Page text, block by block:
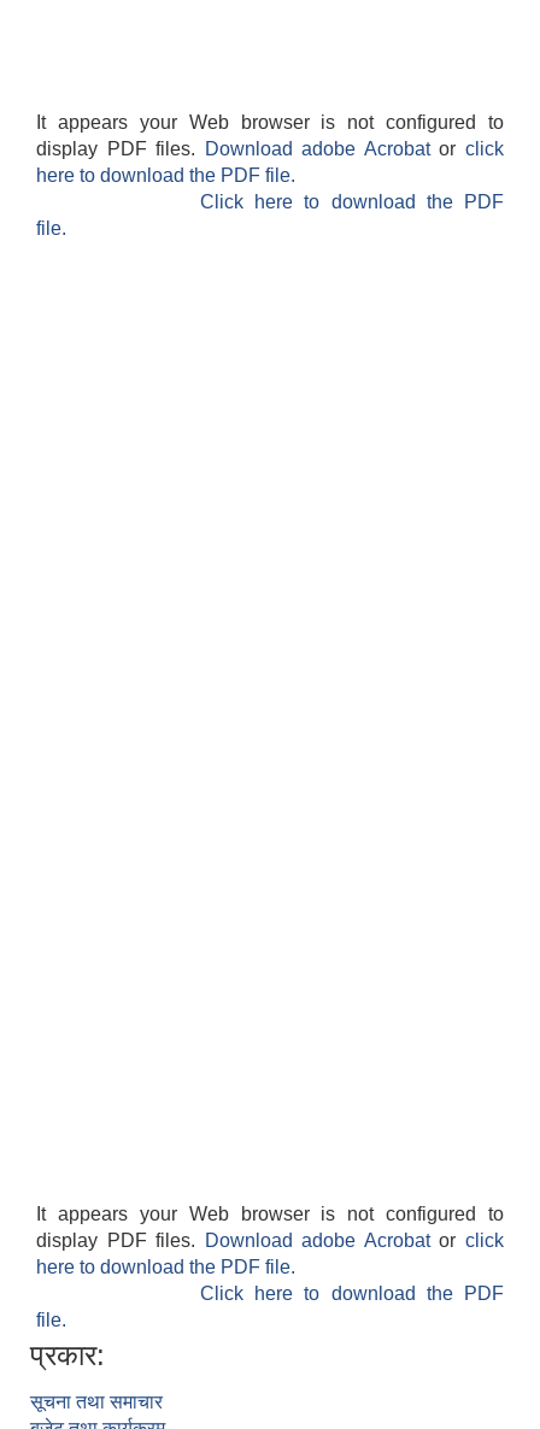
It appears your Web browser is not configured to
display PDF files.
Download adobe Acrobatorclick
here to download the PDF file.
Click here to download the PDF
file.
It appears your Web browser is not configured to
display PDF files.
Download adobe Acrobatorclick
here to download the PDF file.
Click here to download the PDF
file.
प्रकार:
सूचना तथा समाचार